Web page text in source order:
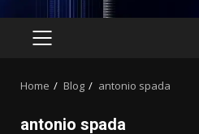
PRIMARY
Home Blog antonio spada
antonio spada